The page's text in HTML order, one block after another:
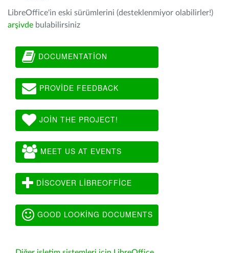
LibreOffice'in eski sürümlerini (desteklenmiyor olabilirler!)
arşivde bulabilirsiniz
DOCUMENTATION
PROVIDE FEEDBACK
JOIN THE PROJECT!
MEET US AT EVENTS
DISCOVER LIBREOFFICE
GOOD LOOKING DOCUMENTS